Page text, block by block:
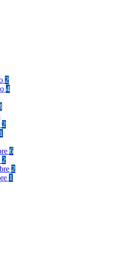
2
4
2
1
6
2
2
1